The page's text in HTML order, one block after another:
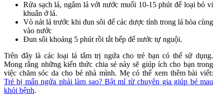
Rửa sạch lá, ngâm lá với nước muối 10-15 phút để loại bỏ vi
khuẩn ở lá.
Vò nát lá trước khi đun sôi để các dược tính trong lá hòa cùng
vào nước
Đun sôi khoảng 5 phút rồi tắt bếp để nước tự nguội.
Trên đây là các loại lá tắm trị ngứa cho trẻ bạn có thể sử dụng.
Mong rằng những kiến thức chia sẻ này sẽ giúp ích cho bạn trong
việc chăm sóc da cho bé nhà mình. Mẹ có thể xem thêm bài viết:
Trẻ bị mẩn ngứa phải làm sao? Bật mí từ chuyên gia giúp bé mau
khỏi bệnh.